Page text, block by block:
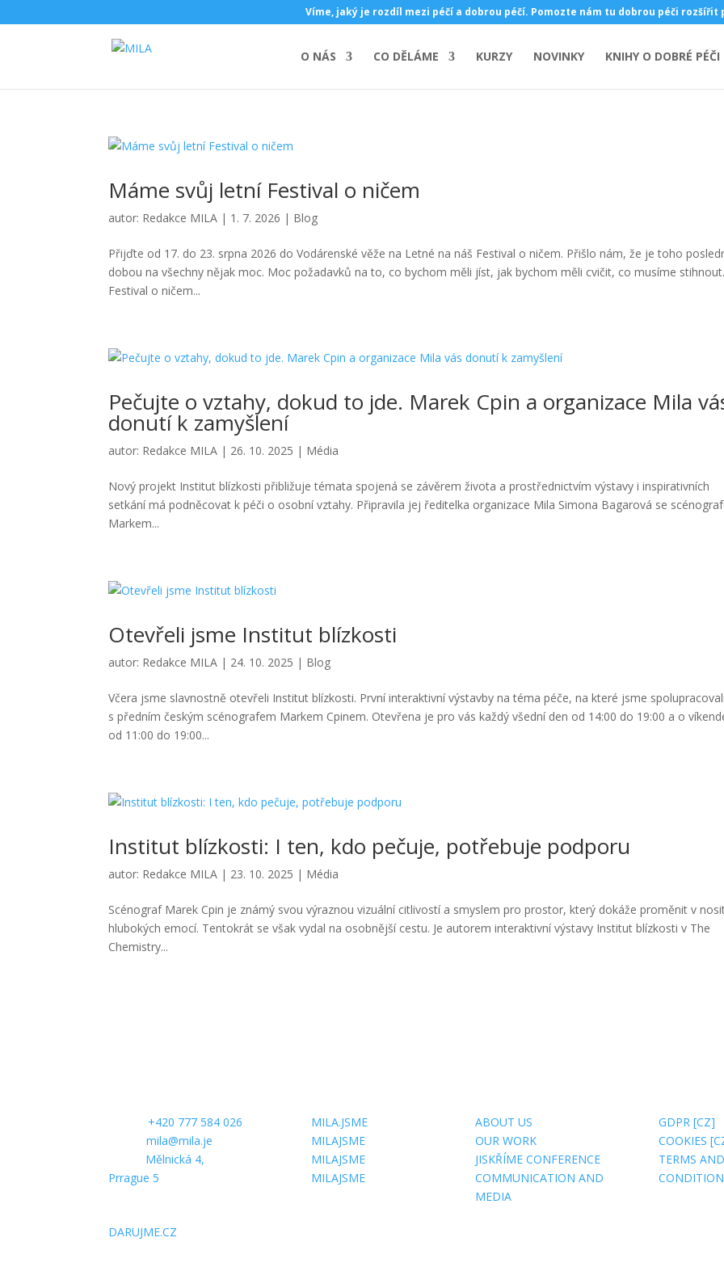
Víme, jaký je rozdíl mezi péčí a dobrou péčí. Pomozte nám tu dobrou péči rozšířit
O NÁS CO DĚLÁME KURZY NOVINKY KNIHY O DOBRÉ PÉČI
Máme svůj letní Festival o ničem
autor: Redakce MILA | 1. 7. 2026 | Blog
Přijďte od 17. do 23. srpna 2026 do Vodárenské věže na Letné na náš Festival o ničem. Přišlo nám, že je toho
dobou na všechny nějak moc. Moc požadavků na to, co bychom měli jíst, jak bychom měli cvičit, co musíme
Festival o ničem...
Pečujte o vztahy, dokud to jde. Marek Cpin a organizace Mila
donutí k zamyšlení
autor: Redakce MILA | 26. 10. 2025 | Média
Nový projekt Institut blízkosti přibližuje témata spojená se závěrem života a prostřednictvím výstavy i inspirativních
setkání má podněcovat k péči o osobní vztahy. Připravila jej ředitelka organizace Mila Simona Bagarová se
Markem...
Otevřeli jsme Institut blízkosti
autor: Redakce MILA | 24. 10. 2025 | Blog
Včera jsme slavnostně otevřeli Institut blízkosti. První interaktivní výstavby na téma péče, na které jsme
s předním českým scénografem Markem Cpinem. Otevřena je pro vás každý všední den od 14:00 do 19:00 a o
od 11:00 do 19:00...
Institut blízkosti: I ten, kdo pečuje, potřebuje podporu
autor: Redakce MILA | 23. 10. 2025 | Média
Scénograf Marek Cpin je známý svou výraznou vizuální citlivostí a smyslem pro prostor, který dokáže proměnit v
hlubokých emocí. Tentokrát se však vydal na osobnější cestu. Je autorem interaktivní výstavy Institut blízkosti v The
Chemistry...
+420 777 584 026
E-mail:mila@mila.je
Mělnická 4,
Prrague 5
DARUJME.CZ
MILA.JSME
MILAJSME
MILAJSME
MILAJSME
ABOUT US
OUR WORK
JISKŘÍME CONFERENCE
COMMUNICATION AND
MEDIA
GDPR [CZ]
COOKIES
TERMS AND